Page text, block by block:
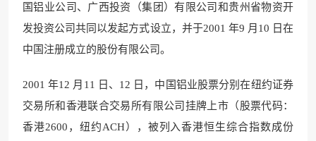
国铝业公司、广西投资（集团）有限公司和贵州省物资开
发投资公司共同以发起方式设立，并于2001 年9 月10 日在
中国注册成立的股份有限公司。
2001 年12 月11 日、 12 日，中国铝业股票分别在纽约证券
交易所和香港联合交易所有限公司挂牌上市（股票代码：
香港2600，纽约ACH），被列入香港恒生综合指数成份